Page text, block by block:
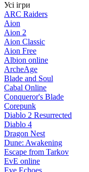
Усі ігри
ARC Raiders
Aion
Aion 2
Aion Classic
Aion Free
Albion online
ArcheAge
Blade and Soul
Cabal Online
Conqueror's Blade
Corepunk
Diablo 2 Resurrected
Diablo 4
Dragon Nest
Dune: Awakening
Escape from Tarkov
EvE online
Eve Echoes